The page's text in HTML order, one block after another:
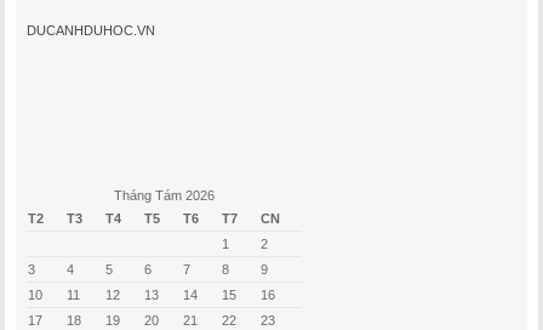
DUCANHDUHOC.VN
Tháng Tám 2026
T2
T3 T4 T5 T6 T7 CN
1
2
3
4 5 6 7 8
9
10
11 12 13 14 15
16
17
18 19 20 21 22
23